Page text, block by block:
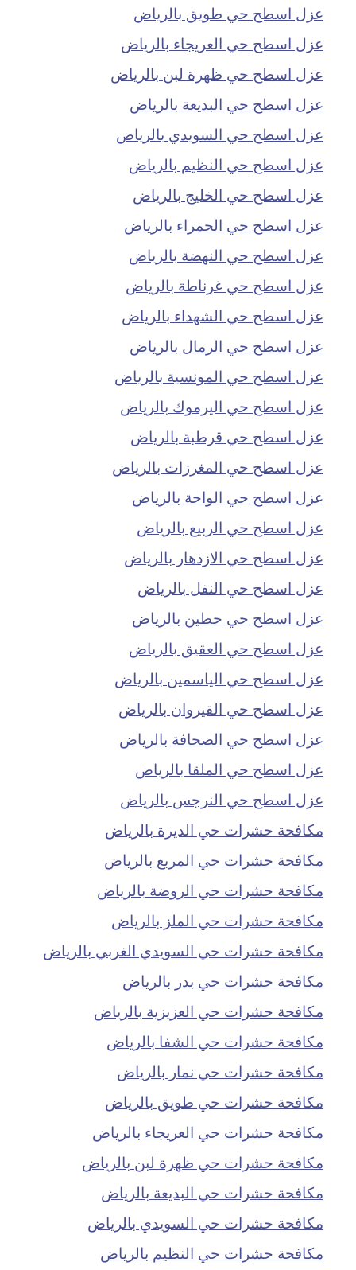
عزل اسطح حي طويق بالرياض
عزل اسطح حي العريجاء بالرياض
عزل اسطح حي ظهرة لبن بالرياض
عزل اسطح حي البديعة بالرياض
عزل اسطح حي السويدي بالرياض
عزل اسطح حي النظيم بالرياض
عزل اسطح حي الخليج بالرياض
عزل اسطح حي الحمراء بالرياض
عزل اسطح حي النهضة بالرياض
عزل اسطح حي غرناطة بالرياض
عزل اسطح حي الشهداء بالرياض
عزل اسطح حي الرمال بالرياض
عزل اسطح حي المونسية بالرياض
عزل اسطح حي اليرموك بالرياض
عزل اسطح حي قرطبة بالرياض
عزل اسطح حي المغرزات بالرياض
عزل اسطح حي الواحة بالرياض
عزل اسطح حي الربيع بالرياض
عزل اسطح حي الازدهار بالرياض
عزل اسطح حي النفل بالرياض
عزل اسطح حي حطين بالرياض
عزل اسطح حي العقيق بالرياض
عزل اسطح حي الياسمين بالرياض
عزل اسطح حي القيروان بالرياض
عزل اسطح حي الصحافة بالرياض
عزل اسطح حي الملقا بالرياض
عزل اسطح حي النرجس بالرياض
مكافحة حشرات حي الديرة بالرياض
مكافحة حشرات حي المربع بالرياض
مكافحة حشرات حي الروضة بالرياض
مكافحة حشرات حي الملز بالرياض
مكافحة حشرات حي السويدي الغربي بالرياض
مكافحة حشرات حي بدر بالرياض
مكافحة حشرات حي العزيزية بالرياض
مكافحة حشرات حي الشفا بالرياض
مكافحة حشرات حي نمار بالرياض
مكافحة حشرات حي طويق بالرياض
مكافحة حشرات حي العريجاء بالرياض
مكافحة حشرات حي ظهرة لبن بالرياض
مكافحة حشرات حي البديعة بالرياض
مكافحة حشرات حي السويدي بالرياض
مكافحة حشرات حي النظيم بالرياض